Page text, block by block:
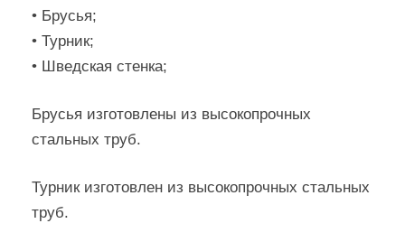
• Брусья;
• Турник;
• Шведская стенка;
Брусья изготовлены из высокопрочных
стальных труб.
Турник изготовлен из высокопрочных стальных
труб.